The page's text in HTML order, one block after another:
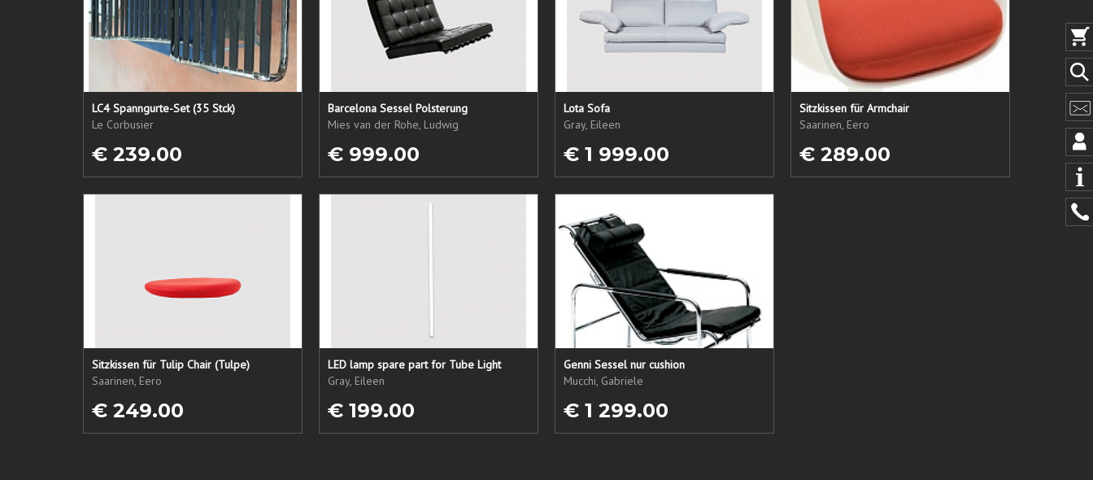
LC4 Spanngurte-Set (35 Stck)
Le Corbusier
€ 239.00
Barcelona Sessel Polsterung
Mies van der Rohe, Ludwig
€ 999.00
Lota Sofa
Gray, Eileen
€ 1 999.00
Sitzkissen für Armchair
Saarinen, Eero
€ 289.00
Sitzkissen für Tulip Chair (Tulpe)
Saarinen, Eero
€ 249.00
LED lamp spare part for Tube Light
Gray, Eileen
€ 199.00
Genni Sessel nur cushion
Mucchi, Gabriele
€ 1 299.00